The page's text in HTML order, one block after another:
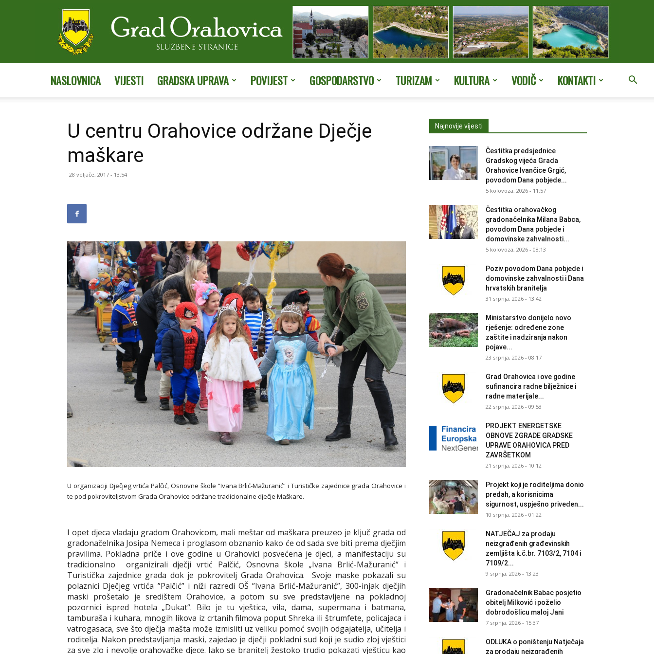
Orahovice
NASLOVNICA VIJESTI GRADSKA UPRAVA POVIJEST GOSPODARSTVO TURIZAM KULTURA VODIČ KONTAKTI
U centru Orahovice održane Dječje
maškare
28 veljače, 2017 - 13:54
U organizaciji Dječjeg vrtića Palčić, Osnovne škole ”Ivana Brlić-Mažuranić” i Turističke zajednice grada Orahovice i
te pod pokroviteljstvom Grada Orahovice održane tradicionalne dječje Maškare.
I opet djeca vladaju gradom Orahovicom, mali meštar od maškara preuzeo je ključ grada od
gradonačelnika Josipa Nemeca i proglasom obznanio kako će od sada sve biti prema dječjim
pravilima. Pokladna priče i ove godine u Orahovici posvećena je djeci, a manifestaciju su
tradicionalno organizirali dječji vrtić Palčić, Osnovna škole „Ivana Brlić-Mažuranić“ i
Turistička zajednice grada dok je pokrovitelj Grada Orahovica. Svoje maske pokazali su
polaznici Dječjeg vrtića ”Palčić” i niži razredi OŠ ”Ivana Brlić-Mažuranić”, 300-injak dječjih
maski prošetalo je središtem Orahovice, a potom su sve predstavljene na pokladnoj
pozornici ispred hotela „Dukat“. Bilo je tu vještica, vila, dama, supermana i batmana,
tamburaša i kuhara, mnogih likova iz crtanih filmova poput Shreka ili štrumfete, policajaca i
vatrogasaca, sve što dječja mašta može izmisliti uz veliku pomoć svojih odgajatelja, učitelja i
roditelja. Nakon predstavljanja maski, zajedao je dječji pokladni sud koji je sudio zloj vještici
za sve zlo i nevolje orahovačke djece. Iako se branitelj žestoko trudio pokazati vješticu kao
Najnovije vijesti
Čestitka predsjednice
Gradskog vijeća Grada
Orahovice Ivančice Grgić,
povodom Dana pobjede...
5 kolovoza, 2026 - 11:57
Čestitka orahovačkog
gradonačelnika Milana Babca,
povodom Dana pobjede i
domovinske zahvalnosti...
5 kolovoza, 2026 - 08:13
Poziv povodom Dana pobjede i
domovinske zahvalnosti i Dana
hrvatskih branitelja
31 srpnja, 2026 - 13:42
Ministarstvo donijelo novo
rješenje: određene zone
zaštite i nadziranja nakon
pojave...
23 srpnja, 2026 - 08:17
Grad Orahovica i ove godine
sufinancira radne bilježnice i
radne materijale...
22 srpnja, 2026 - 09:53
PROJEKT ENERGETSKE
OBNOVE ZGRADE GRADSKE
UPRAVE ORAHOVICA PRED
ZAVRŠETKOM
21 srpnja, 2026 - 10:12
Projekt koji je roditeljima donio
predah, a korisnicima
sigurnost, uspješno priveden...
10 srpnja, 2026 - 01:22
NATJEČAJ za prodaju
neizgrađenih građevinskih
zemljišta k.č.br. 7103/2, 7104 i
7109/2...
9 srpnja, 2026 - 13:23
Gradonačelnik Babac posjetio
obitelj Milković i poželio
dobrodošlicu maloj Jani
7 srpnja, 2026 - 15:37
ODLUKA o poništenju Natječaja
za prodaju neizgrađenih